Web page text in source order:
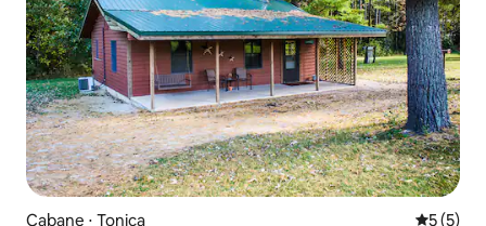
Cabane ⋅ Tonica 5 (5)